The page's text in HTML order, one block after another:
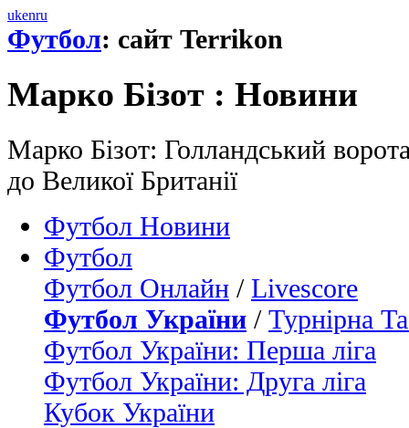
ukenru
Футбол: сайт Terrikon
Марко Бізот : Новини
Марко Бізот: Голландський
до Великої Британії
Футбол Новини
Футбол
Футбол Онлайн / Livescore
Футбол України / Турнірна
Футбол України: Перша ліга
Футбол України: Друга ліга
Кубок України